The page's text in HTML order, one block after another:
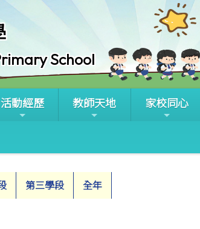
School
活動經歷 教師天地 家校同心
第三學段 全年